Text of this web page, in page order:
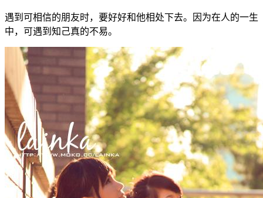
遇到可相信的朋友时，要好好和他相处下去。因为在人的一生
中，可遇到知己真的不易。